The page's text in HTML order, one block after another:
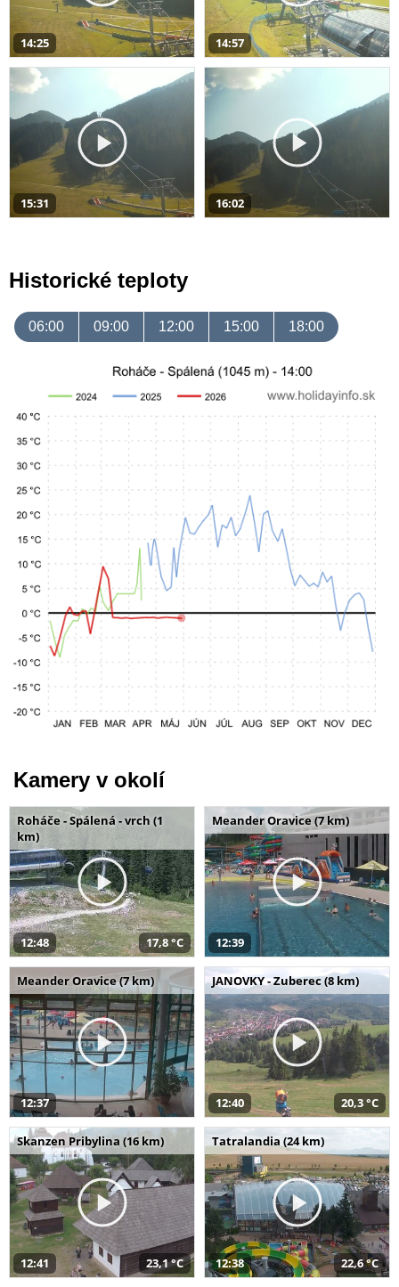
14:25 14:57
15:31 16:02
Historické teploty
06:00 09:00 12:00 15:00 18:00
Kamery v okolí
Roháče - Spálená - vrch (1
km)
12:48 17,8 °C
Meander Oravice (7 km)
12:39
Meander Oravice (7 km)
12:37
JANOVKY - Zuberec (8 km)
12:40 20,3 °C
Skanzen Pribylina (16 km)
12:41 23,1 °C
Tatralandia (24 km)
12:38 22,6 °C